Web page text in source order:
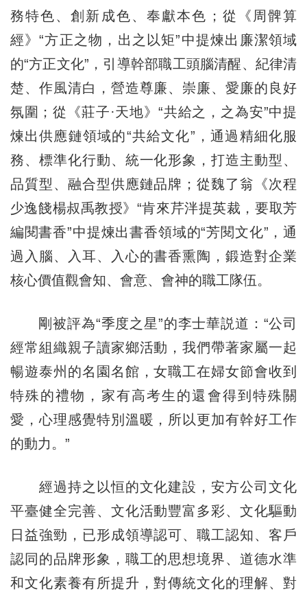
務特色、創新成色、奉獻本色；從《周髀算
經》“方正之物，出之以矩”中提煉出廉潔領域
的“方正文化”，引導幹部職工頭腦清醒、紀律清
楚、作風清白，營造尊廉、崇廉、愛廉的良好
氛圍；從《莊子·天地》“共給之，之為安”中提
煉出供應鏈領域的“共給文化”，通過精細化服
務、標準化行動、統一化形象，打造主動型、
品質型、融合型供應鏈品牌；從魏了翁《次程
少逸餞楊叔禹教授》“肯來芹泮提英裁，要取芳
編閱書香”中提煉出書香領域的“芳閱文化”，通
過入腦、入耳、入心的書香熏陶，鍛造對企業
核心價值觀會知、會意、會神的職工隊伍。
剛被評為“季度之星”的李士華説道：“公司
經常組織親子讀家鄉活動，我們帶著家屬一起
暢遊泰州的名園名館，女職工在婦女節會收到
特殊的禮物，家有高考生的還會得到特殊關
愛，心理感覺特別溫暖，所以更加有幹好工作
的動力。”
經過持之以恒的文化建設，安方公司文化
平臺健全完善、文化活動豐富多彩、文化驅動
日益強勁，已形成領導認可、職工認知、客戶
認同的品牌形象，職工的思想境界、道德水準
和文化素養有所提升，對傳統文化的理解、對